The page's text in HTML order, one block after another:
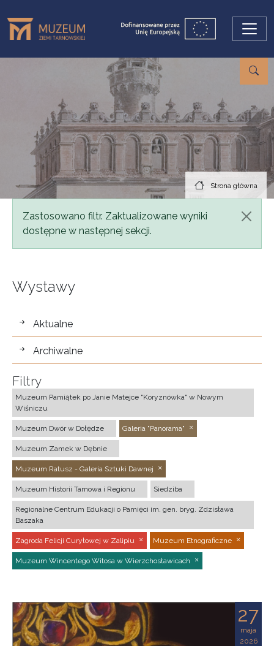
Strona główna
Komunikat
Zastosowano filtr. Zaktualizowane wyniki
dostępne w następnej sekcji.
Wystawy
wystawy
Aktualne
Archiwalne
Filtry
Muzeum Pamiątek po Janie Matejce "Koryznówka" w Nowym
Wiśniczu
Muzeum Dwór w Dołędze Galeria "Panorama"
Muzeum Zamek w Dębnie
Muzeum Ratusz - Galeria Sztuki Dawnej
Muzeum Historii Tarnowa i Regionu Siedziba
Regionalne Centrum Edukacji o Pamięci im. gen. bryg. Zdzisława
Baszaka
Zagroda Felicji Curyłowej w Zalipiu Muzeum Etnograficzne
Muzeum Wincentego Witosa w Wierzchosławicach
27
maja
2026